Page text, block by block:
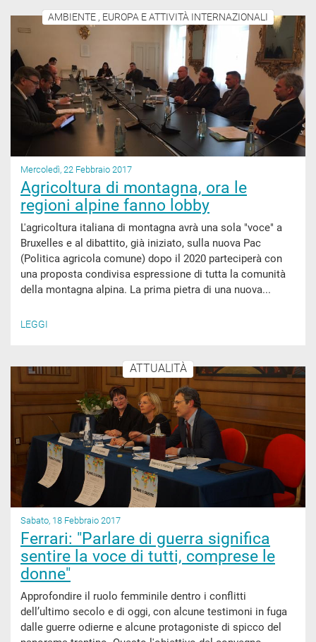
AMBIENTE , EUROPA E ATTIVITÀ INTERNAZIONALI
Mercoledì, 22 Febbraio 2017
Agricoltura di montagna, ora le
regioni alpine fanno lobby
L'agricoltura italiana di montagna avrà una sola "voce" a
Bruxelles e al dibattito, già iniziato, sulla nuova Pac
(Politica agricola comune) dopo il 2020 parteciperà con
una proposta condivisa espressione di tutta la comunità
della montagna alpina. La prima pietra di una nuova...
LEGGI
ATTUALITÀ
Sabato, 18 Febbraio 2017
Ferrari: "Parlare di guerra significa
sentire la voce di tutti, comprese le
donne"
Approfondire il ruolo femminile dentro i conflitti
dell’ultimo secolo e di oggi, con alcune testimoni in fuga
dalle guerre odierne e alcune protagoniste di spicco del